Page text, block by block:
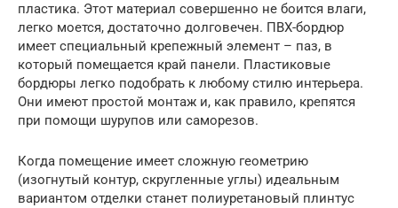
пластика. Этот материал совершенно не боится влаги,
легко моется, достаточно долговечен. ПВХ-бордюр
имеет специальный крепежный элемент – паз, в
который помещается край панели. Пластиковые
бордюры легко подобрать к любому стилю интерьера.
Они имеют простой монтаж и, как правило, крепятся
при помощи шурупов или саморезов.
Когда помещение имеет сложную геометрию
(изогнутый контур, скругленные углы) идеальным
вариантом отделки станет полиуретановый плинтус